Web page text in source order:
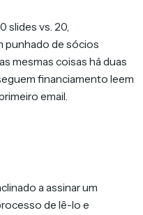
slides vs. 20,
punhado de sócios
mesmas coisas há duas
financiamento leem
email.
a assinar um
de lê-lo e